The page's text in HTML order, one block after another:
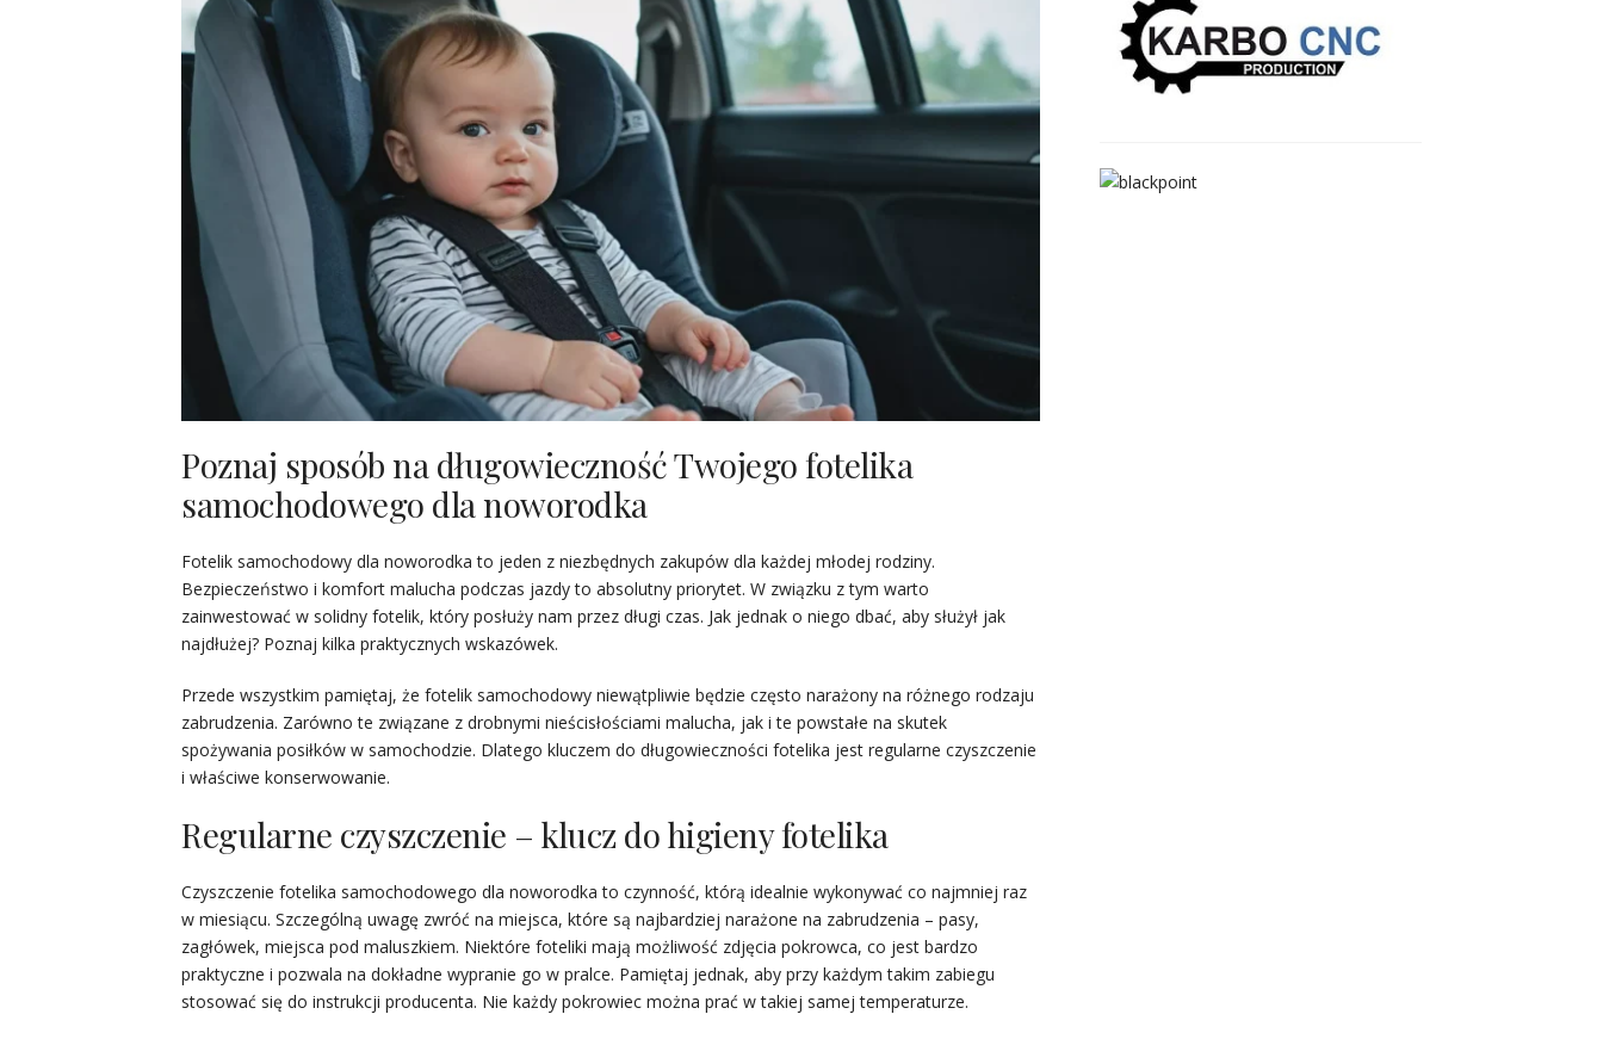
Poznaj sposób na długowieczność Twojego fotelika
samochodowego dla noworodka
Fotelik samochodowy dla noworodka to jeden z niezbędnych zakupów dla każdej młodej rodziny.
Bezpieczeństwo i komfort malucha podczas jazdy to absolutny priorytet. W związku z tym warto
zainwestować w solidny fotelik, który posłuży nam przez długi czas. Jak jednak o niego dbać, aby służył jak
najdłużej? Poznaj kilka praktycznych wskazówek.
Przede wszystkim pamiętaj, że fotelik samochodowy niewątpliwie będzie często narażony na różnego rodzaju
zabrudzenia. Zarówno te związane z drobnymi nieścisłościami malucha, jak i te powstałe na skutek
spożywania posiłków w samochodzie. Dlatego kluczem do długowieczności fotelika jest regularne czyszczenie
i właściwe konserwowanie.
Regularne czyszczenie – klucz do higieny fotelika
Czyszczenie fotelika samochodowego dla noworodka to czynność, którą idealnie wykonywać co najmniej raz
w miesiącu. Szczególną uwagę zwróć na miejsca, które są najbardziej narażone na zabrudzenia – pasy,
zagłówek, miejsca pod maluszkiem. Niektóre foteliki mają możliwość zdjęcia pokrowca, co jest bardzo
praktyczne i pozwala na dokładne wypranie go w pralce. Pamiętaj jednak, aby przy każdym takim zabiegu
stosować się do instrukcji producenta. Nie każdy pokrowiec można prać w takiej samej temperaturze.